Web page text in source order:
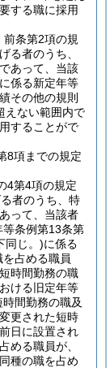
する職に採用
条第2項の規
る者のうち、
あって、当該
係る新定年等
その他の規則
えない範囲内で
することがで
8項までの規定
4第4項の規定
者のうち、特
って、当該者
等条例第13条第
同じ。)に係る
占める職員
時間勤務の職
ける旧定年等
間勤務の職及
更された短時
日に設置され
める職員が、
種の職を占め